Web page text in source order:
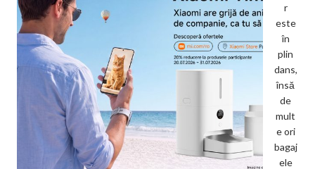
r
este
în
plin
dans,
însă
de
mult
e ori
bagaj
ele